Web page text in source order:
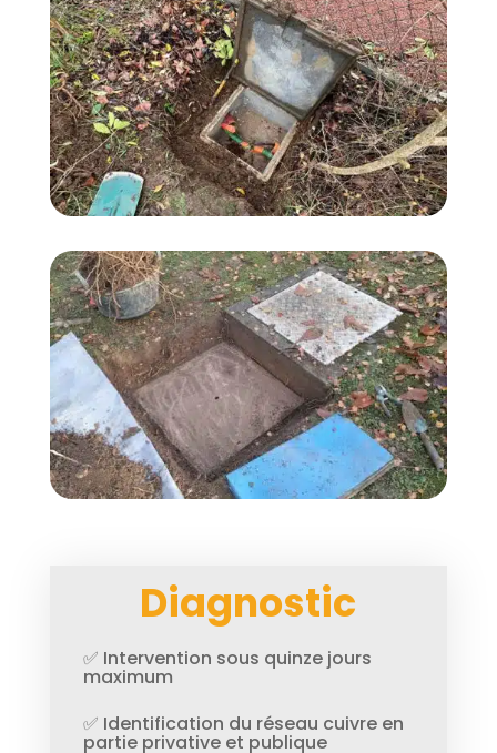
Diagnostic
✅ Intervention sous quinze jours
maximum
✅ Identification du réseau cuivre en
partie privative et publique